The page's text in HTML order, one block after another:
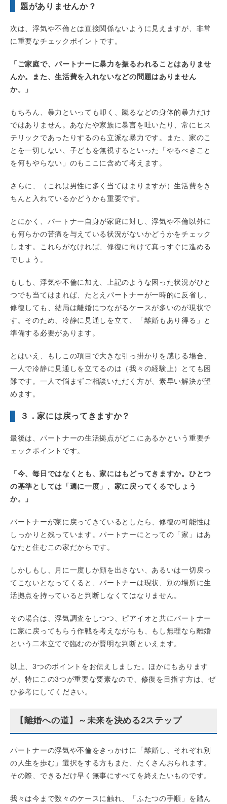
題がありませんか？
次は、浮気や不倫とは直接関係ないように見えますが、非常
に重要なチェックポイントです。
「ご家庭で、パートナーに暴力を振るわれることはありませ
んか。また、生活費を入れないなどの問題はありません
か。」
もちろん、暴力といっても叩く、蹴るなどの身体的暴力だけ
ではありません。あなたや家族に暴言を吐いたり、常にヒス
テリックであったりするのも立派な暴力です。また、家のこ
とを一切しない、子どもを無視するといった「やるべきこと
を何もやらない」のもここに含めて考えます。
さらに、（これは男性に多く当てはまりますが）生活費をき
ちんと入れているかどうかも重要です。
とにかく、パートナー自身が家庭に対し、浮気や不倫以外に
も何らかの苦痛を与えている状況がないかどうかをチェック
します。これらがなければ、修復に向けて真っすぐに進める
でしょう。
もしも、浮気や不倫に加え、上記のような困った状況がひと
つでも当てはまれば、たとえパートナーが一時的に反省し、
修復しても、結局は離婚につながるケースが多いのが現状で
す。そのため、冷静に見通しを立て、「離婚もあり得る」と
準備する必要があります。
とはいえ、もしこの項目で大きな引っ掛かりを感じる場合、
一人で冷静に見通しを立てるのは（我々の経験上）とても困
難です。一人で悩まずご相談いただく方が、素早い解決が望
めます。
３．家には戻ってきますか？
最後は、パートナーの生活拠点がどこにあるかという重要チ
ェックポイントです。
「今、毎日ではなくとも、家にはもどってきますか。ひとつ
の基準としては「週に一度」、家に戻ってくるでしょう
か。」
パートナーが家に戻ってきているとしたら、修復の可能性は
しっかりと残っています。パートナーにとっての「家」はあ
なたと住むこの家だからです。
しかしもし、月に一度しか顔を出さない、あるいは一切戻っ
てこないとなってくると、パートナーは現状、別の場所に生
活拠点を持っていると判断しなくてはなりません。
その場合は、浮気調査をしつつ、ピアイオと共にパートナー
に家に戻ってもらう作戦を考えながらも、もし無理なら離婚
という二本立てで臨むのが賢明な判断といえます。
以上、3つのポイントをお伝えしました。ほかにもあります
が、特にこの3つが重要な要素なので、修復を目指す方は、ぜ
ひ参考にしてください。
【離婚への道】～未来を決める2ステップ
パートナーの浮気や不倫をきっかけに「離婚し、それぞれ別
の人生を歩む」選択をする方もまた、たくさんおられます。
その際、できるだけ早く無事にすべてを終えたいものです。
我々は今まで数々のケースに触れ、「ふたつの手順」を踏ん